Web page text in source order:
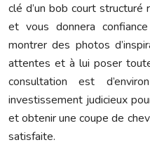
clé d’un bob court
et vous donnera
montrer des photos
attentes et à lui poser
consultation est
investissement judicieux
et obtenir une coupe de
satisfaite.